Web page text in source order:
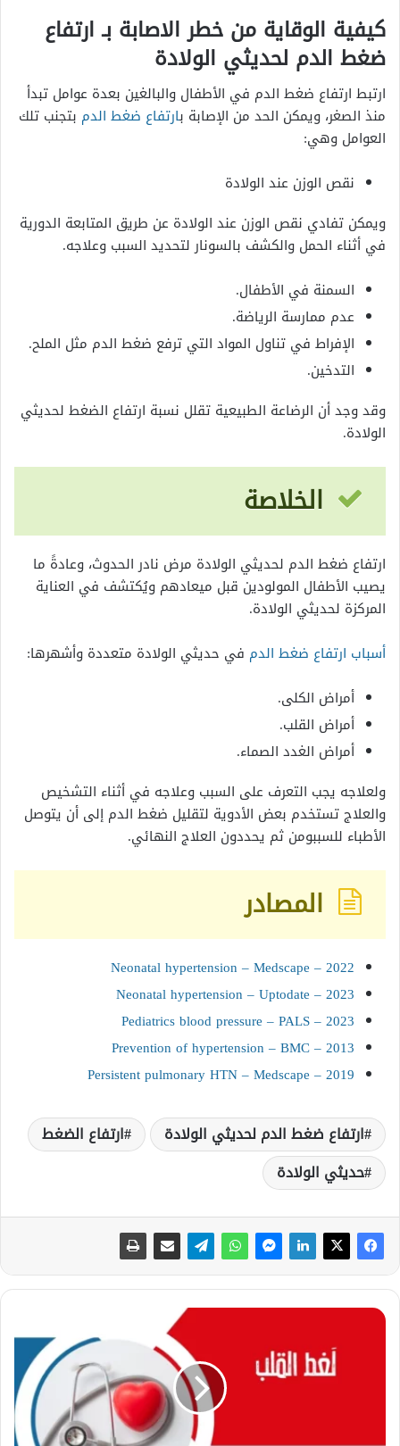
كيفية الوقاية من خطر الاصابة بـ ارتفاع
ضغط الدم لحديثي الولادة
ارتبط ارتفاع ضغط الدم في الأطفال والبالغين بعدة عوامل تبدأ
منذ الصغر، ويمكن الحد من الإصابة بارتفاع ضغط الدم بتجنب تلك
العوامل وهي:
نقص الوزن عند الولادة
ويمكن تفادي نقص الوزن عند الولادة عن طريق المتابعة الدورية
في أثناء الحمل والكشف بالسونار لتحديد السبب وعلاجه.
السمنة في الأطفال.
عدم ممارسة الرياضة.
الإفراط في تناول المواد التي ترفع ضغط الدم مثل الملح.
التدخين.
وقد وجد أن الرضاعة الطبيعية تقلل نسبة ارتفاع الضغط لحديثي
الولادة.
الخلاصة
ارتفاع ضغط الدم لحديثي الولادة مرض نادر الحدوث، وعادةً ما
يصيب الأطفال المولودين قبل ميعادهم ويُكتشف في العناية
المركزة لحديثي الولادة.
أسباب ارتفاع ضغط الدم في حديثي الولادة متعددة وأشهرها:
أمراض الكلى.
أمراض القلب.
أمراض الغدد الصماء.
ولعلاجه يجب التعرف على السبب وعلاجه في أثناء التشخيص
والعلاج تستخدم بعض الأدوية لتقليل ضغط الدم إلى أن يتوصل
الأطباء للسببومن ثم يحددون العلاج النهائي.
المصادر
Neonatal hypertension – Medscape – 2022
Neonatal hypertension – Uptodate – 2023
Pediatrics blood pressure – PALS – 2023
Prevention of hypertension – BMC – 2013
Persistent pulmonary HTN – Medscape – 2019
ارتفاع ضغط الدم لحديثي الولادة
ارتفاع الضغط
حديثي الولادة
م